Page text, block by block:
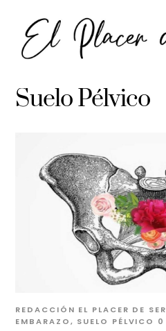
content
Suelo Pélvico
REDACCIÓN EL PLACER DE SER
EMBARAZO, SUELO PÉLVICO 0